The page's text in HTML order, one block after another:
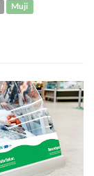
Muji